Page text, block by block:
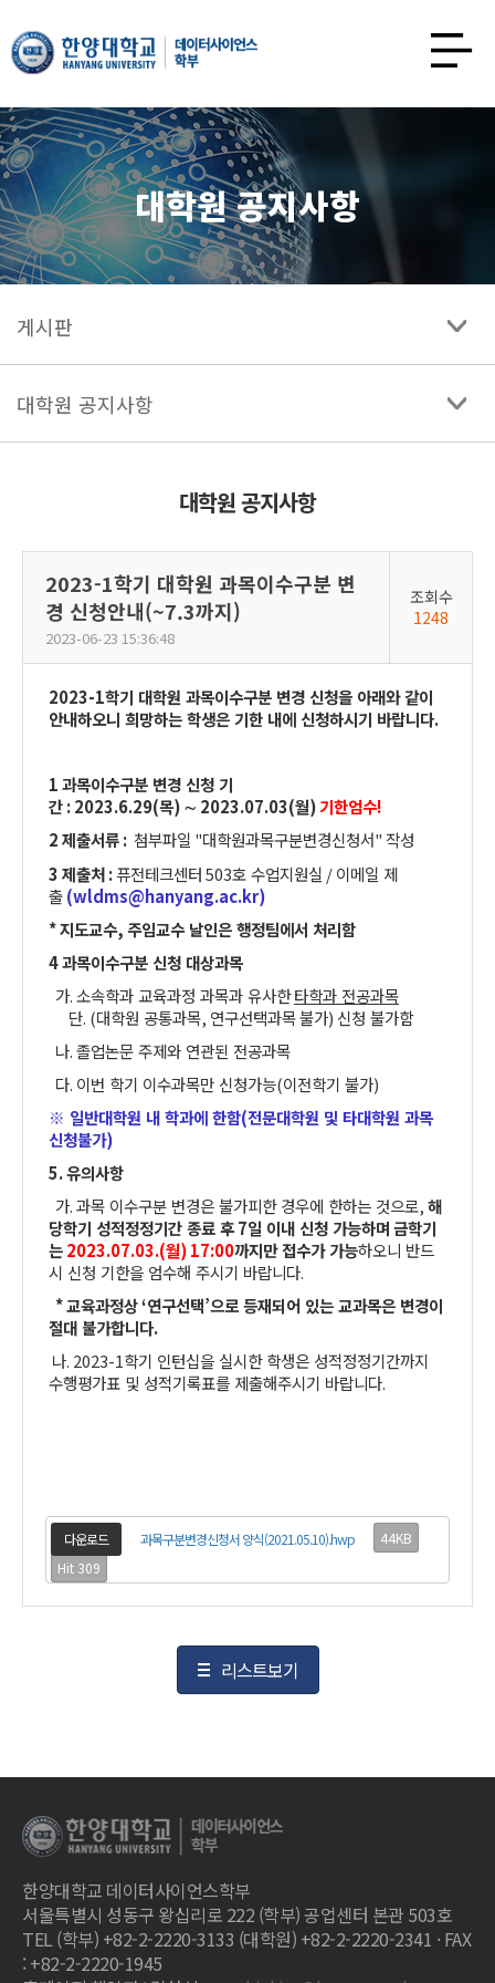
한양대학교
데이터사이언스학과
열기
대학원 공지사항
게시판
대학원 공지사항
대학원 공지사항
2023-1학기 대학원 과목이수구분 변
경 신청안내(~7.3까지)
2023-06-23 15:36:48
조회수
1248
2023-1학기 대학원 과목이수구분 변경 신청을 아래와 같이
안내하오니 희망하는 학생은 기한 내에 신청하시기 바랍니다.
1과목이수구분 변경 신청 기
간:2023.6.29(목)∼ 2023.07.03(월)기한엄수!
2제출서류: 첨부파일 "대학원과목구분변경신청서"작성
3제출처:퓨전테크센터503호 수업지원실 /이메일 제
출(wldms@hanyang.ac.kr)
*지도교수, 주임교수 날인은 행정팀에서 처리함
4과목이수구분 신청 대상과목
가.소속학과 교육과정 과목과 유사한타학과 전공과목
단. (대학원 공통과목, 연구선택과목불가) 신청 불가함
나.졸업논문 주제와 연관된 전공과목
다. 이번 학기 이수과목만 신청가능(이전학기 불가)
※ 일반대학원 내 학과에 한함(전문대학원 및 타대학원 과목
신청불가)
5.유의사항
가.과목 이수구분 변경은 불가피한 경우에 한하는 것으로,해
당학기 성적정정기간 종료 후7일 이내 신청 가능하며금학기
는2023.07.03.(월) 17:00까지만 접수가 가능하오니 반드
시 신청 기한을 엄수해 주시기 바랍니다.
*교육과정상‘연구선택’으로 등재되어 있는 교과목은 변경이
절대 불가합니다.
나. 2023-1학기 인턴십을 실시한 학생은 성적정정기간까지
수행평가표 및 성적기록표를 제출해주시기 바랍니다.
다운로드 과목구분변경신청서 양식(2021.05.10).hwp
44KB
Hit 309
리스트보기
한양대학교 데이터사이언스학부
서울특별시 성동구 왕십리로 222 (학부) 공업센터 본관 503호
TEL (학부) +82-2-2220-3133 (대학원) +82-2-2220-2341 · FAX
: +82-2-2220-1945